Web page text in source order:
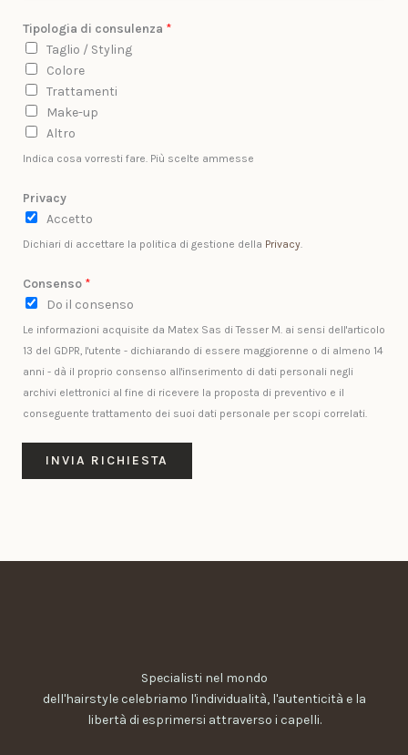
Tipologia di consulenza *
Taglio / Styling
Colore
Trattamenti
Make-up
Altro
Indica cosa vorresti fare. Più scelte ammesse
e
e
o
o
T
i
p
o
l
g
o
Privacy
Accetto
Dichiari di accettare la politica di gestione della Privacy.
Consenso *
Do il consenso
Le informazioni acquisite da Matex Sas di Tesser M. ai sensi dell'articolo
13 del GDPR, l'utente - dichiarando di essere maggiorenne o di almeno 14
anni - dà il proprio consenso all'inserimento di dati personali negli
archivi elettronici al fine di ricevere la proposta di preventivo e il
conseguente trattamento dei suoi dati personale per scopi correlati.
INVIA RICHIESTA
Specialisti nel mondo
dell'hairstyle celebriamo l'individualità, l'autenticità e la
libertà di esprimersi attraverso i capelli.